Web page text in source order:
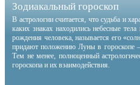
Зодиакальный гороскоп
В астрологии считается, что судьба и
каких знаках находились небесные
рождения человека, называется его
придают положению Луны в гороскопе
Тем не менее, полноценный
гороскопа и их взаимодействия.